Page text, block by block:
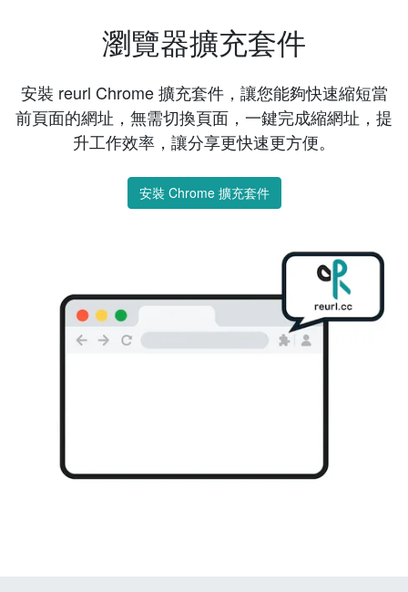
瀏覽器擴充套件
安裝 reurl Chrome 擴充套件，讓您能夠快速縮短當
前頁面的網址，無需切換頁面，一鍵完成縮網址，提
升工作效率，讓分享更快速更方便。
安裝 Chrome 擴充套件